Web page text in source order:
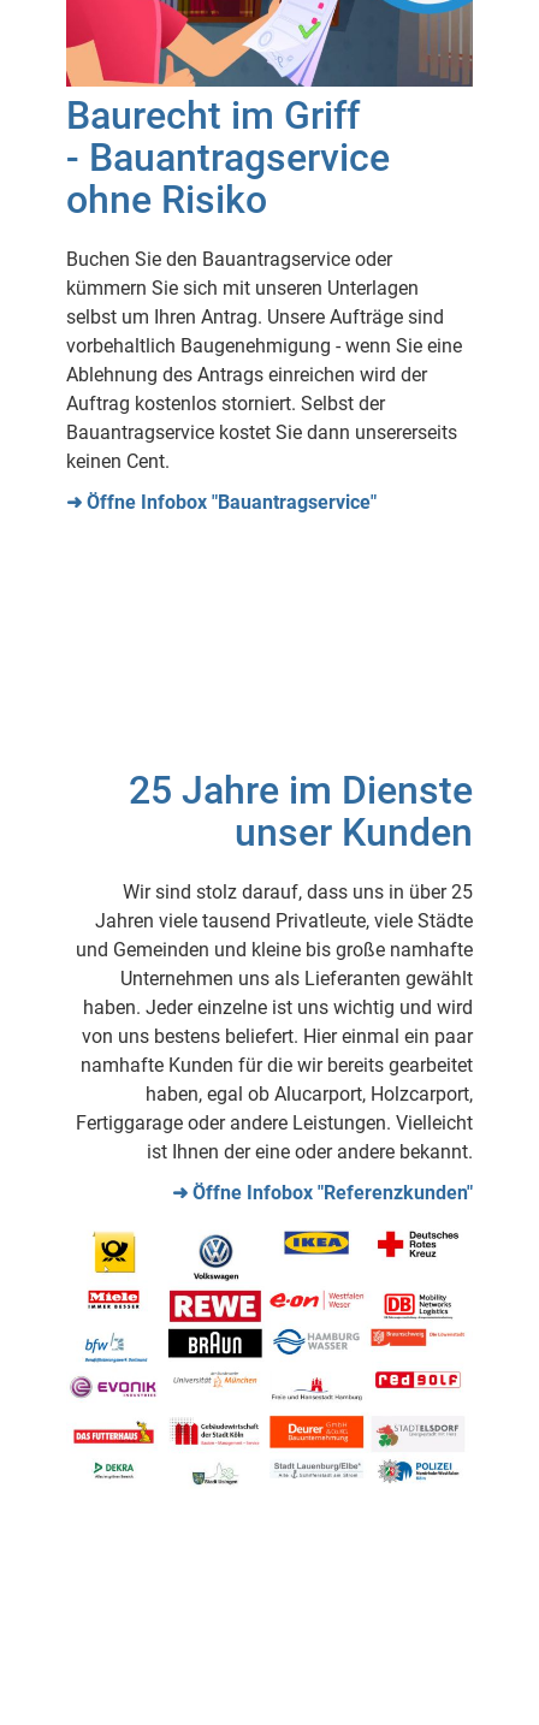
Baurecht im Griff
- Bauantragservice
ohne Risiko
Buchen Sie den Bauantragservice oder
kümmern Sie sich mit unseren Unterlagen
selbst um Ihren Antrag. Unsere Aufträge sind
vorbehaltlich Baugenehmigung - wenn Sie eine
Ablehnung des Antrags einreichen wird der
Auftrag kostenlos storniert. Selbst der
Bauantragservice kostet Sie dann unsererseits
keinen Cent.
➜ Öffne Infobox "Bauantragservice"
25 Jahre im Dienste
unser Kunden
Wir sind stolz darauf, dass uns in über 25
Jahren viele tausend Privatleute, viele Städte
und Gemeinden und kleine bis große namhafte
Unternehmen uns als Lieferanten gewählt
haben. Jeder einzelne ist uns wichtig und wird
von uns bestens beliefert. Hier einmal ein paar
namhafte Kunden für die wir bereits gearbeitet
haben, egal ob Alucarport, Holzcarport,
Fertiggarage oder andere Leistungen. Vielleicht
ist Ihnen der eine oder andere bekannt.
➜ Öffne Infobox "Referenzkunden"